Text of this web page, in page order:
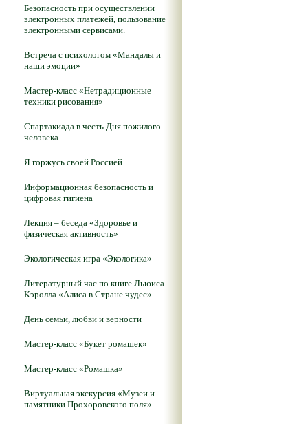
Безопасность при осуществлении
электронных платежей, пользование
электронными сервисами.
Встреча с психологом «Мандалы и
наши эмоции»
Мастер-класс «Нетрадиционные
техники рисования»
Спартакиада в честь Дня пожилого
человека
Я горжусь своей Россией
Информационная безопасность и
цифровая гигиена
Лекция – беседа «Здоровье и
физическая активность»
Экологическая игра «Экологика»
Литературный час по книге Льюиса
Кэролла «Алиса в Стране чудес»
День семьи, любви и верности
Мастер-класс «Букет ромашек»
Мастер-класс «Ромашка»
Виртуальная экскурсия «Музеи и
памятники Прохоровского поля»